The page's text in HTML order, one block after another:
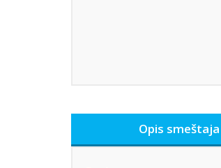
Opis smeštaja